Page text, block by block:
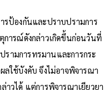
รป้องกันและปราบปรามการ
การณ์ดังกล่าวเกิดขึ้นก่อนวันที่
ามการทรมานและการกระ
ใช้บังคับ จึงไม่อาจพิจารณา
าวได้ แต่การพิจารณาเยียวยา